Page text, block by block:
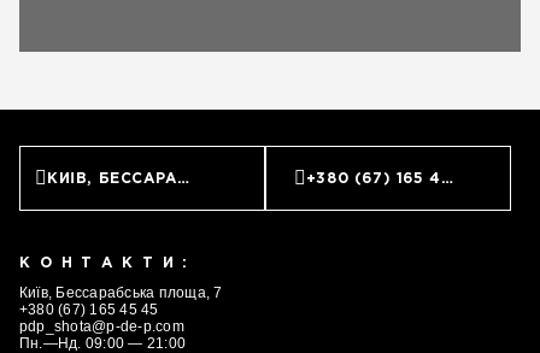
КИЇВ, БЕССАРАБСЬКА ПЛОЩА, 7 +380 (67) 165 45 45
КОНТАКТИ:
Київ, Бессарабська площа, 7
+380 (67) 165 45 45
pdp_shota@p-de-p.com
Пн.—Нд. 09:00 — 21:00